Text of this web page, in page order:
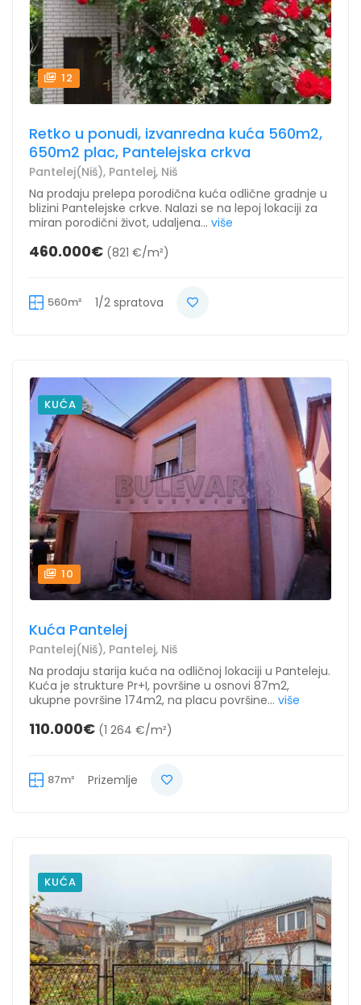
12
Retko u ponudi, izvanredna kuća 560m2,
650m2 plac, Pantelejska crkva
Pantelej(Niš), Pantelej, Niš
Na prodaju prelepa porodična kuća odlične gradnje u
blizini Pantelejske crkve. Nalazi se na lepoj lokaciji za
miran porodični život, udaljena... više
460.000€ (821 €/m²)
560m² 1/2 spratova
KUĆA
10
Kuća Pantelej
Pantelej(Niš), Pantelej, Niš
Na prodaju starija kuća na odličnoj lokaciji u Panteleju.
Kuća je strukture Pr+I, površine u osnovi 87m2,
ukupne površine 174m2, na placu površine... više
110.000€ (1 264 €/m²)
87m² Prizemlje
KUĆA